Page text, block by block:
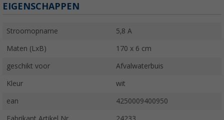
EIGENSCHAPPEN
Stroomopname 5,8 A
Maten (LxB) 170 x 6 cm
geschikt voor Afvalwaterbuis
Kleur wit
ean 4250009400950